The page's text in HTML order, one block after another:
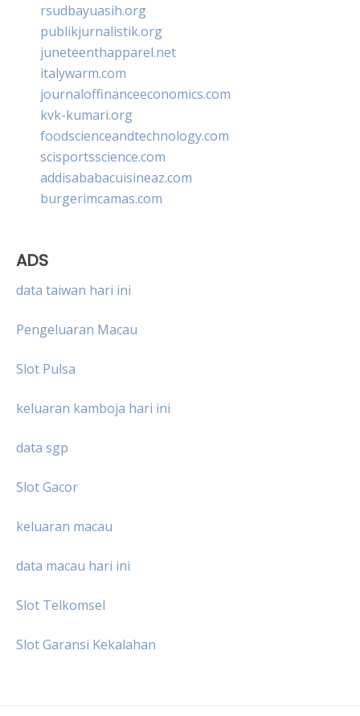
rsudbayuasih.org
publikjurnalistik.org
juneteenthapparel.net
italywarm.com
journaloffinanceeconomics.com
kvk-kumari.org
foodscienceandtechnology.com
scisportsscience.com
addisababacuisineaz.com
burgerimcamas.com
ADS
data taiwan hari ini
Pengeluaran Macau
Slot Pulsa
keluaran kamboja hari ini
data sgp
Slot Gacor
keluaran macau
data macau hari ini
Slot Telkomsel
Slot Garansi Kekalahan